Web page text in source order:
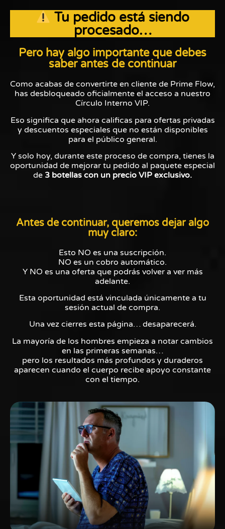
Tu pedido está siendo
procesado…
Pero hay algo importante que debes
saber antes de continuar
Como acabas de convertirte en cliente de Prime Flow,
has desbloqueado oficialmente el acceso a nuestro
Círculo Interno VIP.
Eso significa que ahora calificas para ofertas privadas
y descuentos especiales que no están disponibles
para el público general.
Y solo hoy, durante este proceso de compra, tienes la
oportunidad de mejorar tu pedido al paquete especial
de 3 botellas con un precio VIP exclusivo.
Antes de continuar, queremos dejar algo
muy claro:
Esto NO es una suscripción.
NO es un cobro automático.
Y NO es una oferta que podrás volver a ver más
adelante.
Esta oportunidad está vinculada únicamente a tu
sesión actual de compra.
Una vez cierres esta página… desaparecerá.
La mayoría de los hombres empieza a notar cambios
en las primeras semanas…
pero los resultados más profundos y duraderos
aparecen cuando el cuerpo recibe apoyo constante
con el tiempo.